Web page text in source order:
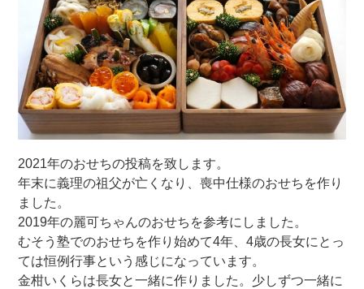
2021年のおせちの投稿を致します。
年末に義理の祖父が亡くなり、喪中仕様のおせちを作り
ました。
2019年の麗可ちゃんのおせちを参考にしました。
むそう塾でのおせちを作り始めて4年、4歳の長女にとっ
ては恒例行事という感じになっています。
金柑いくらは長女と一緒に作りました。少しずつ一緒に